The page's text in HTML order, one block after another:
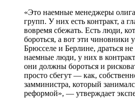
«Это наемные менеджеры
групп. У них есть контракт, а
вовремя сбежать. Есть люди,
бороться, а вот эти чиновники
Брюсселе и Берлине, драться
наемные люди, у них в
они должны бороться и
просто сбегут — как,
замминистра, который
реформой», — утверждает